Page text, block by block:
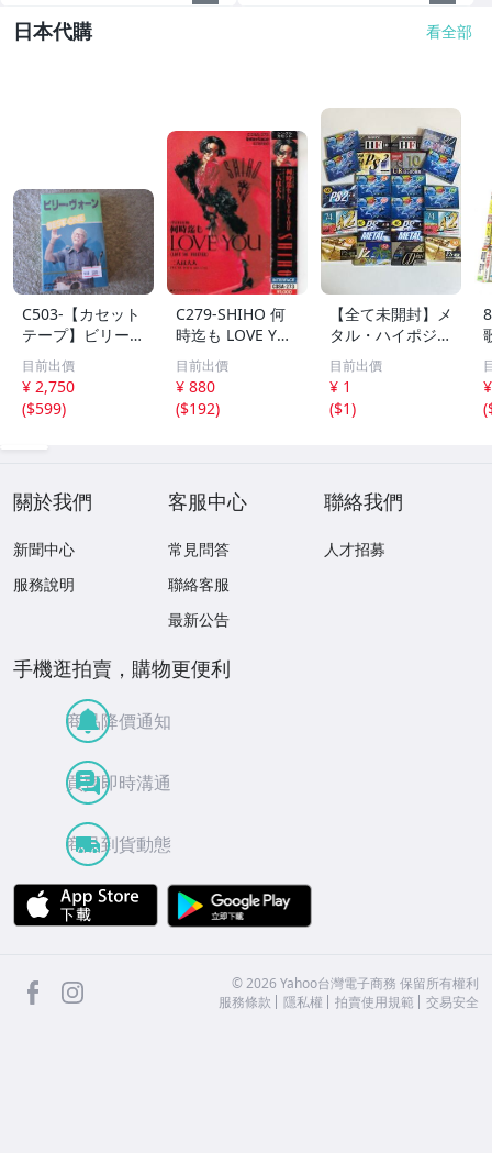
日本代購 看全部
C503-【カセット
テープ】ビリー・
ヴォーン ベス
ト BEST ONE
全２０曲
目前出價
¥ 2,750
($599)
C279-SHIHO 何
時迄も LOVE YO
U ※歌詞アリ
目前出價
¥ 880
($192)
【全て未開封】メ
タル・ハイポジ中
心 カセットテー
プ大量まとめ 約
1.7kg AXIA TDK
SONY maxell 生
目前出價
¥ 1
($1)
(
關於我們
新聞中心
服務說明
客服中心
常見問答
聯絡客服
最新公告
聯絡我們
人才招募
手機逛拍賣，購物更便利
商品降價通知
買賣即時溝通
商品到貨動態
APP Store
facebook ©2026 Yahoo台灣電子商務 保留所有權利
服務條款
隱私權 拍賣使用規範 交易安全